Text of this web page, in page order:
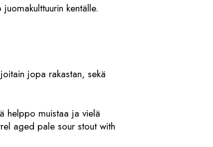
kentälle.
jopa rakastan, sekä
helppo muistaa ja vielä
aged pale sour stout with